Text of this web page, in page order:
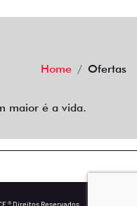
Home Ofertas
maior é a vida.
® Direitos Reservados.